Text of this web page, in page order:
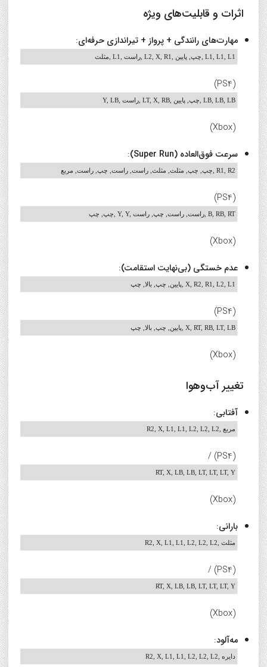
اثرات و قابلیت‌های ویژه
مهارت‌های رانندگی + پرواز + تیراندازی حرفه‌ای:
مثلث, L1, راست, L2, X, R1, چپ, پایین, L1, L1, L1
(PS4)
Y, LB, راست, LT, X, RB, چپ, پایین, LB, LB, LB
(Xbox)
سرعت فوق‌العاده (Super Run)
:
چپ, چپ, مثلث, مثلث, راست, راست, چپ, راست, مربع, R1, R2
(PS4)
چپ, چپ, Y, Y, راست, راست, چپ, راست, B, RB, RT
(Xbox)
عدم خستگی (بی‌نهایت استقامت):
پایین, چپ, بالا, چپ, X, R2, R1, L2, L1
(PS4)
پایین, چپ, بالا, چپ, X, RT, RB, LT, LB
(Xbox)
تغییر آب‌وهوا
آفتابی:
R2, X, L1, L1, L2, L2, L2, مربع
(PS4) /
RT, X, LB, LB, LT, LT, LT, Y
(Xbox)
بارانی:
R2, X, L1, L1, L2, L2, L2, مثلث
(PS4) /
RT, X, LB, LB, LT, LT, LT, Y
(Xbox)
مه‌آلود:
R2, X, L1, L1, L2, L2, L2, دایره